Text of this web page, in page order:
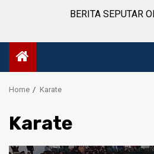
BERITA SEPUTAR
Home Karate
Karate